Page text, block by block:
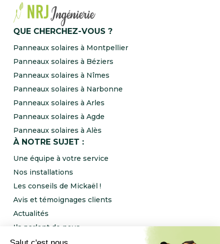
QUE CHERCHEZ-VOUS ?
Panneaux solaires à Montpellier
Panneaux solaires à Béziers
Panneaux solaires à Nîmes
Panneaux solaires à Narbonne
Panneaux solaires à Arles
Panneaux solaires à Agde
Panneaux solaires à Alès
À NOTRE SUJET :
Une équipe à votre service
Nos installations
Les conseils de Mickaël !
Avis et témoignages clients
Actualités
Ils parlent de nous
Rejoignez l’équipe NRJ Ingénierie !